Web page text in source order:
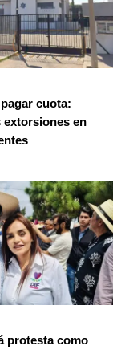
cuota:
en
protesta como